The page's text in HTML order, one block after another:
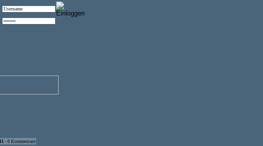
- 0 Kommentare